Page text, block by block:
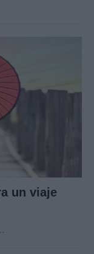
un viaje